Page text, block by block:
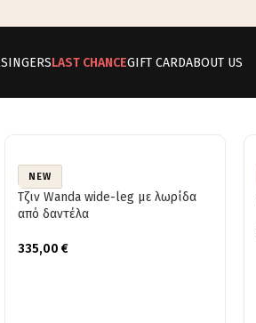
LAST CHANCEGIFT CARDABOUT US
NEW
Τζιν Wanda wide-leg με λωρίδα
από δαντέλα
335,00€